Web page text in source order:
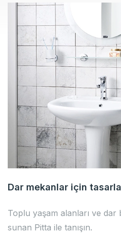
Dar mekanlar için
Toplu yaşam alanları ve
sunan Pitta ile tanışın.